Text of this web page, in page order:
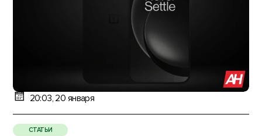
20:03, 20 января
СТАТЬИ